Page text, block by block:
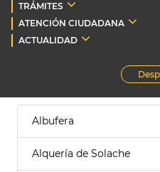
TRÁMITES
ATENCIÓN CIUDADANA
ACTUALIDAD
Albufera
Alquería de Solache